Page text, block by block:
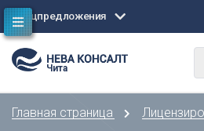
Москва
Санкт-Петербург
Спецпредложения
Чита
Главная страница